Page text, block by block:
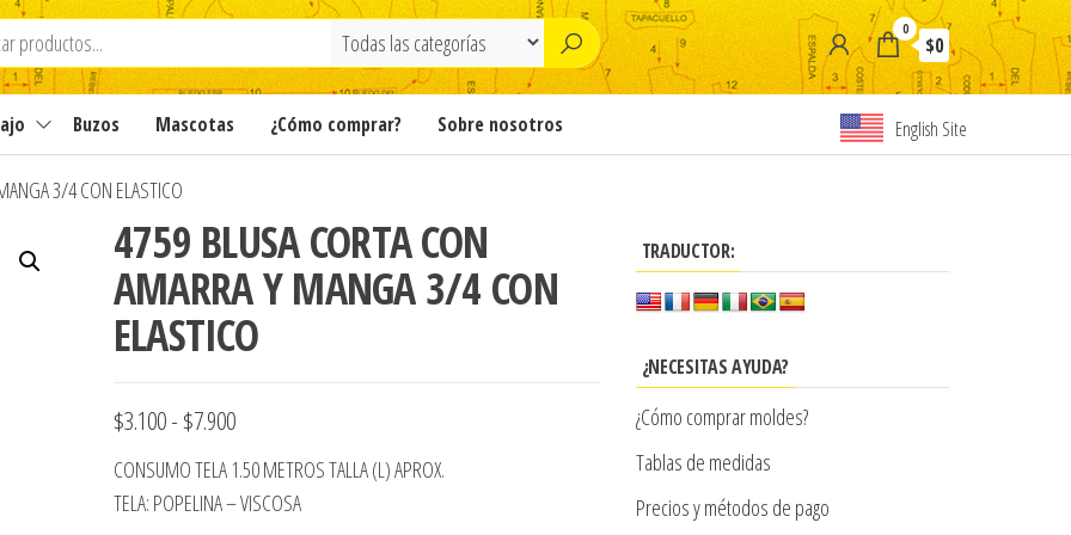
0
$0
Buzos Mascotas ¿Cómo comprar? Sobre nosotros English Site
3/4 CON ELASTICO
4759 BLUSA CORTA CON
AMARRA Y MANGA 3/4 CON
ELASTICO
$3.100- $7.900Rango
de
precios:
CONSUMO TELA 1.50 METROS TALLA (L) APROX.
TELA: POPELINA – VISCOSA
TRADUCTOR:
¿NECESITAS AYUDA?
¿Cómo comprar moldes?
Tablas de medidas
Precios y métodos de pago